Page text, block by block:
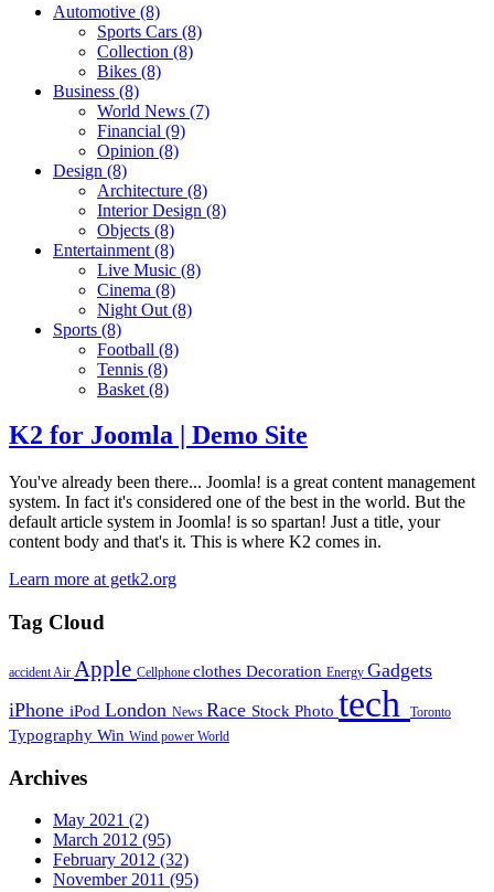
Automotive (8)
Sports Cars (8)
Collection (8)
Bikes (8)
Business (8)
World News (7)
Financial (9)
Opinion (8)
Design (8)
Architecture (8)
Interior Design (8)
Objects (8)
Entertainment (8)
Live Music (8)
Cinema (8)
Night Out (8)
Sports (8)
Football (8)
Tennis (8)
Basket (8)
K2 for Joomla | Demo Site
You've already been there... Joomla! is a great content management
system. In fact it's considered one of the best in the world. But the
default article system in Joomla! is so spartan! Just a title, your
content body and that's it. This is where K2 comes in.
Learn more at getk2.org
Tag Cloud
accident Air Apple Cellphone clothes Decoration Energy Gadgets
iPhone iPod London News Race Stock Photo tech Toronto
Typography Win Wind power World
Archives
May 2021 (2)
March 2012 (95)
February 2012 (32)
November 2011 (95)